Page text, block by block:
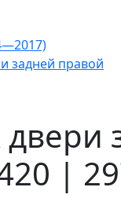
задней правой
|